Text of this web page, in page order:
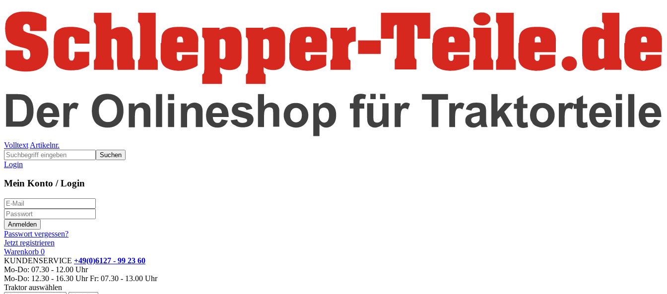
Volltext Artikelnr.
Suchen
Login
Mein Konto / Login
Passwort vergessen?
Jetzt registrieren
Warenkorb 0
KUNDENSERVICE +49(0)6127 - 99 23 60
Mo-Do: 07.30 - 12.00 Uhr
Mo-Do: 12.30 - 16.30 Uhr Fr: 07.30 - 13.00 Uhr
Traktor auswählen